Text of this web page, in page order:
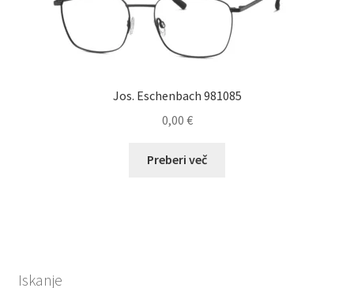
Jos. Eschenbach 981085
0,00 €
Preberi več
Iskanje